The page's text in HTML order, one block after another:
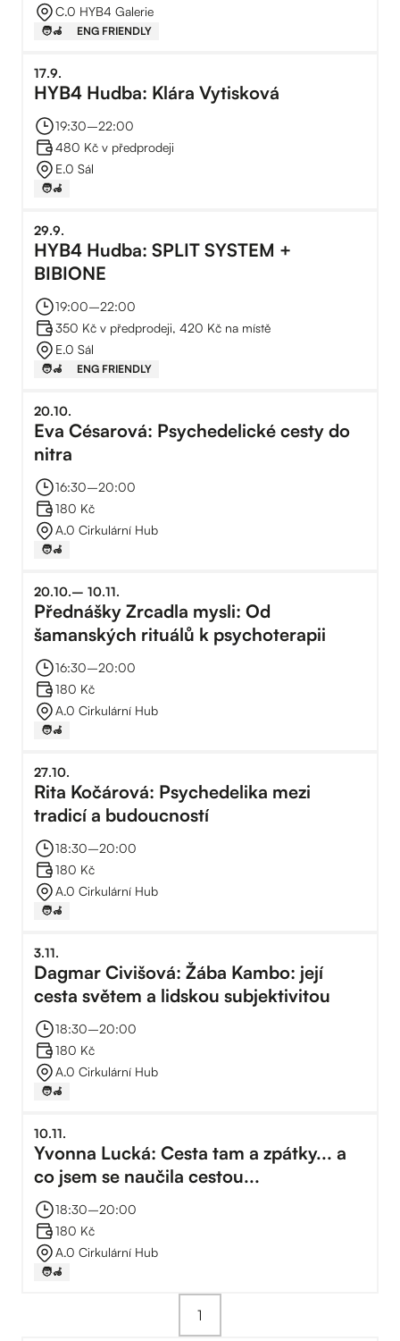
C.0 HYB4 Galerie
🧑‍🦽 ENG FRIENDLY
17.9.
HYB4 Hudba: Klára Vytisková
19:30–⁠22:00
480 Kč v předprodeji
E.0 Sál
🧑‍🦽
29.9.
HYB4 Hudba: SPLIT SYSTEM +
BIBIONE
19:00–⁠22:00
350 Kč v předprodeji, 420 Kč na místě
E.0 Sál
🧑‍🦽 ENG FRIENDLY
20.10.
Eva Césarová: Psychedelické cesty do
nitra
16:30–⁠20:00
180 Kč
A.0 Cirkulární Hub
🧑‍🦽
20.10.–⁠ 10.11.
Přednášky Zrcadla mysli: Od
šamanských rituálů k psychoterapii
16:30–⁠20:00
180 Kč
A.0 Cirkulární Hub
🧑‍🦽
27.10.
Rita Kočárová: Psychedelika mezi
tradicí a budoucností
18:30–⁠20:00
180 Kč
A.0 Cirkulární Hub
🧑‍🦽
3.11.
Dagmar Civišová: Žába Kambo: její
cesta světem a lidskou subjektivitou
18:30–⁠20:00
180 Kč
A.0 Cirkulární Hub
🧑‍🦽
10.11.
Yvonna Lucká: Cesta tam a zpátky... a
co jsem se naučila cestou...
18:30–⁠20:00
180 Kč
A.0 Cirkulární Hub
🧑‍🦽
1